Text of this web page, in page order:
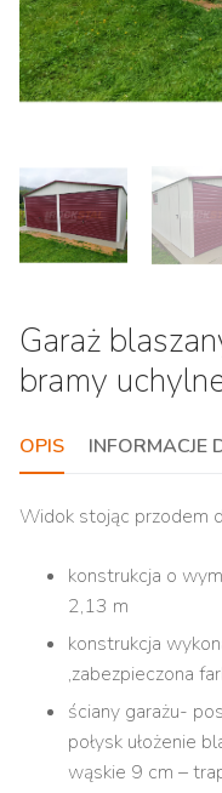
Garaż
bramy
OPIS INFORMACJE
Widok stojąc przodem
konstrukcja o
2,13 m
konstrukcja
,zabezpieczona
ściany garażu-
połysk ułożenie
wąskie 9 cm –